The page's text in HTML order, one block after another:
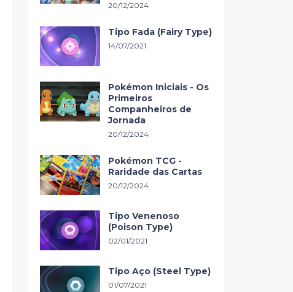
20/12/2024
Tipo Fada (Fairy Type)
14/07/2021
Pokémon Iniciais - Os
Primeiros
Companheiros de
Jornada
20/12/2024
Pokémon TCG -
Raridade das Cartas
20/12/2024
Tipo Venenoso
(Poison Type)
02/01/2021
Tipo Aço (Steel Type)
01/07/2021